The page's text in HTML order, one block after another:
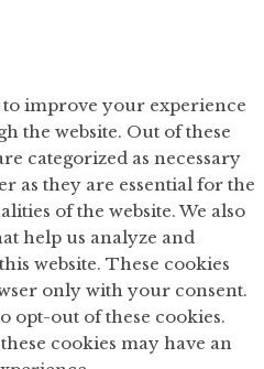
to improve your experience
the website. Out of these
categorized as necessary
as they are essential for the
of the website. We also
help us analyze and
website. These cookies
only with your consent.
opt-out of these cookies.
cookies may have an